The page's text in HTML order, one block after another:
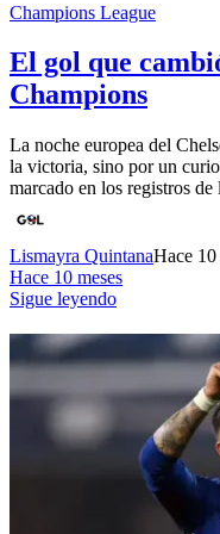
Champions League
El gol que
Champions
La noche europea del
la victoria, sino por un
marcado en los registros
Lismayra QuintanaHace 10
Hace 10 meses
Sigue leyendo